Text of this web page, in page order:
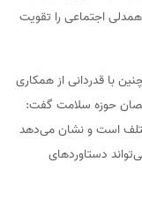
اجتماعی را تقویت
با قدردانی از همکاری
حوزه سلامت گفت:
است و نشان می‌دهد
دستاوردهای